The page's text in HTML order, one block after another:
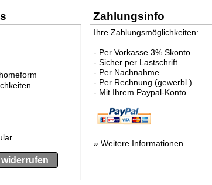
Zahlungsinfo
Ihre Zahlungsmöglichkeiten:
- Per Vorkasse 3% Skonto
- Sicher per Lastschrift
- Per Nachnahme
- Per Rechnung (gewerbl.)
- Mit Ihrem Paypal-Konto
»Weitere Informationen